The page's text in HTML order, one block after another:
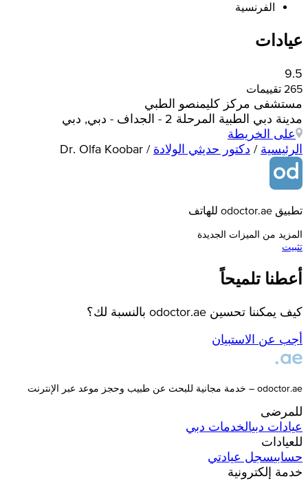
الفرنسية
عيادات
9.5
265 تقييمات
مستشفى مركز كليمنصو الطبي
مدينة دبي الطبية المرحلة 2 - الجداف - دبي, دبي
على الخريطة
الرئيسية / دكتور حديثي الولادة /
Dr. Olfa Koobar
تطبيق odoctor.ae للهاتف
المزيد من الميزات الجديدة
تثبيت
أعطنا تلميحاً
كيف يمكننا تحسين odoctor.ae بالنسبة لك؟
أجب عن الاستبيان
odoctor.ae – خدمة مجانية للبحث عن طبيب وحجز موعد عبر الإنترنت
للمرضى
عيادات دبيالخدمات دبي
للعيادات
حسابيسجل عيادتي
خدمة إلكترونية